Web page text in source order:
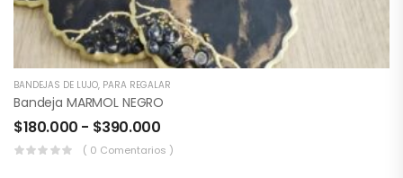
BANDEJAS DE LUJO, PARA REGALAR
Bandeja MARMOL NEGRO
$180.000 - $390.000
( 0 Comentarios )